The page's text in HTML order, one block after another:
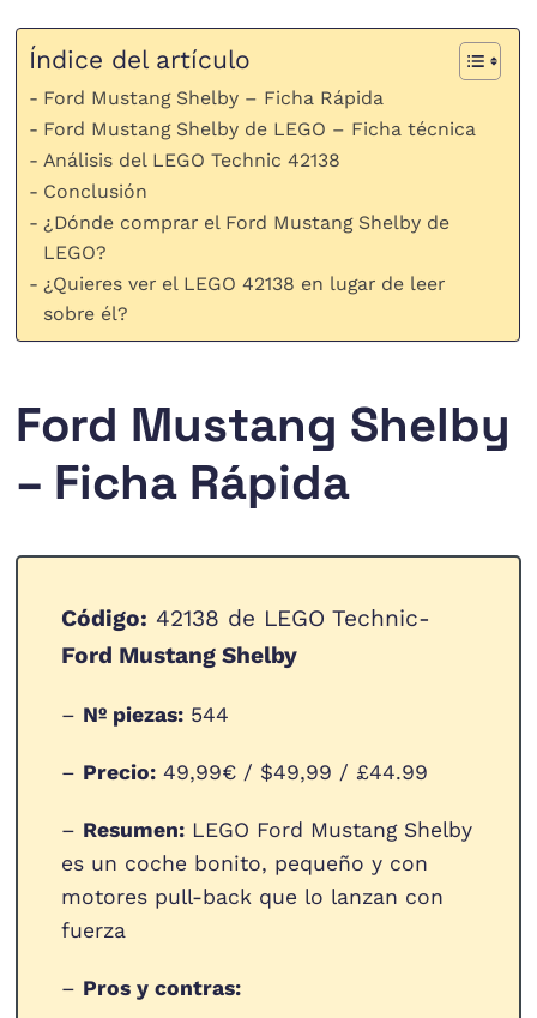
Índice del artículo
Ford Mustang Shelby – Ficha Rápida
Ford Mustang Shelby de LEGO – Ficha técnica
Análisis del LEGO Technic 42138
Conclusión
¿Dónde comprar el Ford Mustang Shelby de
LEGO?
¿Quieres ver el LEGO 42138 en lugar de leer
sobre él?
Ford Mustang Shelby
– Ficha Rápida
Código: 42138 de LEGO Technic-
Ford Mustang Shelby
– Nº piezas:544
– Precio:49,99€ / $49,99 / £44.99
– Resumen:LEGO Ford Mustang Shelby
es un coche bonito, pequeño y con
motores pull-back que lo lanzan con
fuerza
– Pros y contras: